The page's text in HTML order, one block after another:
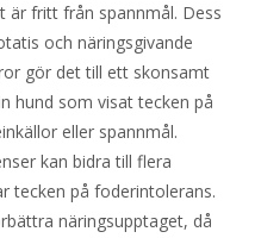
är fritt från spannmål. Dess
och näringsgivande
gör det till ett skonsamt
hund som visat tecken på
eller spannmål.
kan bidra till flera
tecken på foderintolerans.
näringsupptaget, då